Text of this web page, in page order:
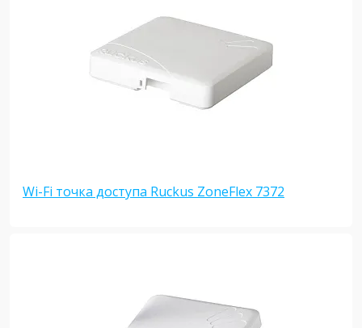
Wi-Fi точка доступа Ruckus ZoneFlex 7372